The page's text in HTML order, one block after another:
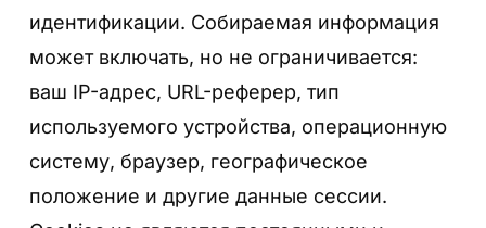
идентификации. Собираемая информация
может включать, но не ограничивается:
ваш IP-адрес, URL-реферер, тип
используемого устройства, операционную
систему, браузер, географическое
положение и другие данные сессии.